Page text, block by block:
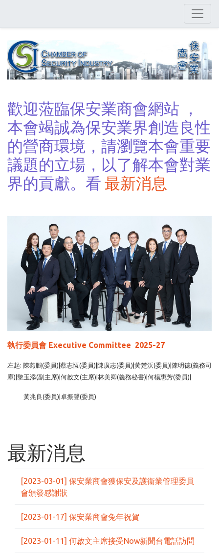
main
歡迎蒞臨保安業商會網站 ，
本會竭誠為保安業界創造良性
的營商環境，請瀏覽本會重要
議題的立場，以了解本會對業
界的貢獻。看 最新消息
執行委員會 Executive Committee 2025-27
左起: 陳燕鵬(委員)|蔡志恆(委員)|陳廣志(委員)|黃楚沃(委員)|陳明德(義務司
庫)|黎玉添(副主席)|何啟文(主席)|林美卿(義務秘書)|何楊惠芳(委員)|
黃兆良(委員)|卓振聲(委員)
最新消息
[2023-03-01] 保安業商會獲保安及護衞業管理委員
會頒發感謝狀
[2023-01-17] 保安業商會兔年祝賀
[2023-01-11] 何啟文主席接受Now新聞台電話訪問